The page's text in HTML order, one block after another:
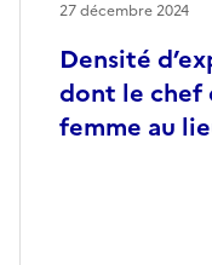
Densité
dont le chef
femme au
27 décembre 2024